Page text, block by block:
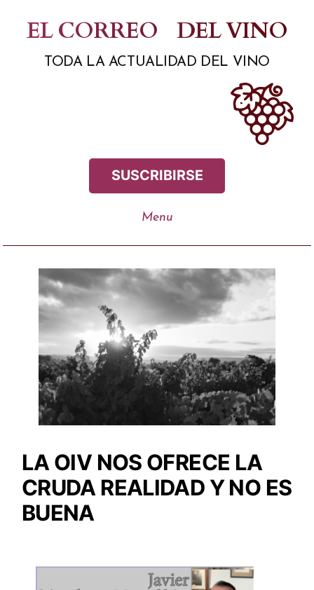
contenido
EL CORREO DEL VINO
TODA LA ACTUALIDAD DEL VINO
SUSCRIBIRSE
LA OIV NOS OFRECE LA
CRUDA REALIDAD Y NO ES
BUENA